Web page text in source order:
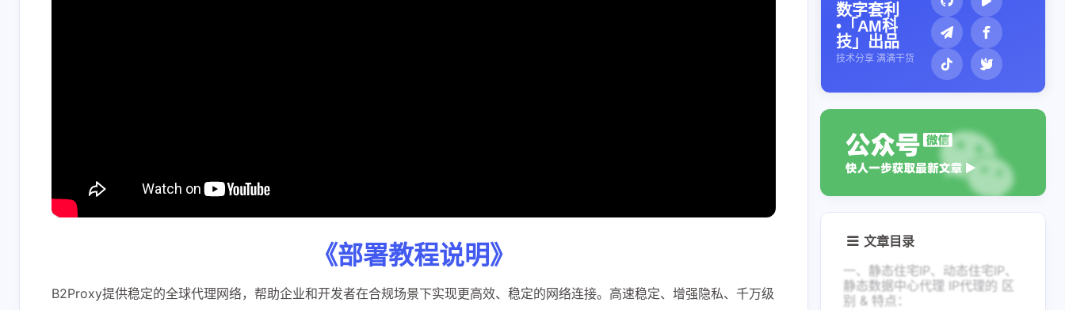
《部署教程说明》
B2Proxy提供稳定的全球代理网络，帮助企业和开发者在合规场景下实现更高效、稳定的网络连接。高速稳定、增强隐私、千万级
数字套利
•「AM科
技」出品
技术分享 满满干货
文章目录
一、静态住宅IP、动态住宅IP、
静态数据中心代理 IP代理的 区
别 & 特点：